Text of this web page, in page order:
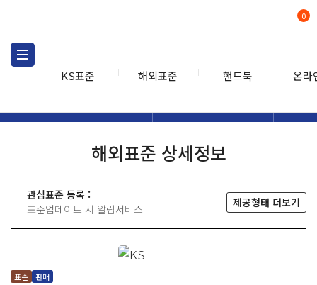
KS표준 해외표준 핸드북 온라
0
해외표준 상세정보
관심표준 등록 :
표준업데이트 시 알림서비스
제공형태 더보기
표준 판매